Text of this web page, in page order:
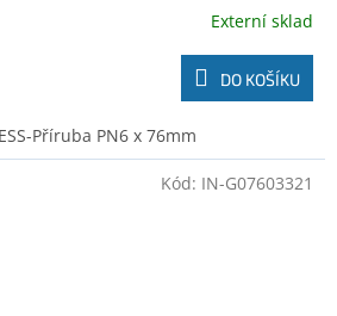
Externí sklad
DO KOŠÍKU
Příruba PN6 x 76mm
Kód: IN-G07603321